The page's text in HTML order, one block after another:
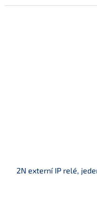
2N externí IP relé,